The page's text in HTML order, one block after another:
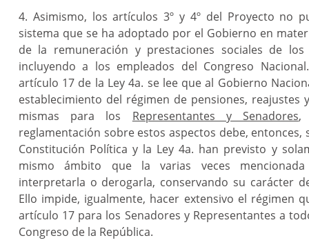
4. Asimismo, los artículos 3º y 4º del Proyecto no
sistema que se ha adoptado por el Gobierno en
de la remuneración y prestaciones sociales de los
incluyendo a los empleados del Congreso
artículo 17 de la Ley 4a. se lee que al Gobierno
establecimiento del régimen de pensiones, reajustes
mismas para los Representantes y Senadores,
reglamentación sobre estos aspectos debe, entonces,
Constitución Política y la Ley 4a. han previsto y
mismo ámbito que la varias veces
interpretarla o derogarla, conservando su carácter
Ello impide, igualmente, hacer extensivo el régimen
artículo 17 para los Senadores y Representantes a
Congreso de la República.